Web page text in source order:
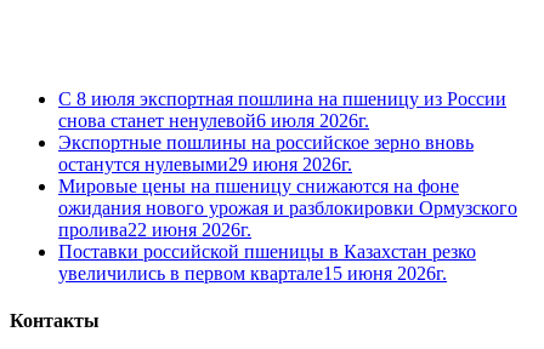
С 8 июля экспортная пошлина на пшеницу из России
снова станет ненулевой6 июля 2026г.
Экспортные пошлины на российское зерно вновь
останутся нулевыми29 июня 2026г.
Мировые цены на пшеницу снижаются на фоне
ожидания нового урожая и разблокировки Ормузского
пролива22 июня 2026г.
Поставки российской пшеницы в Казахстан резко
увеличились в первом квартале15 июня 2026г.
Контакты